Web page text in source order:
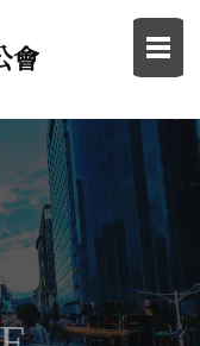
會